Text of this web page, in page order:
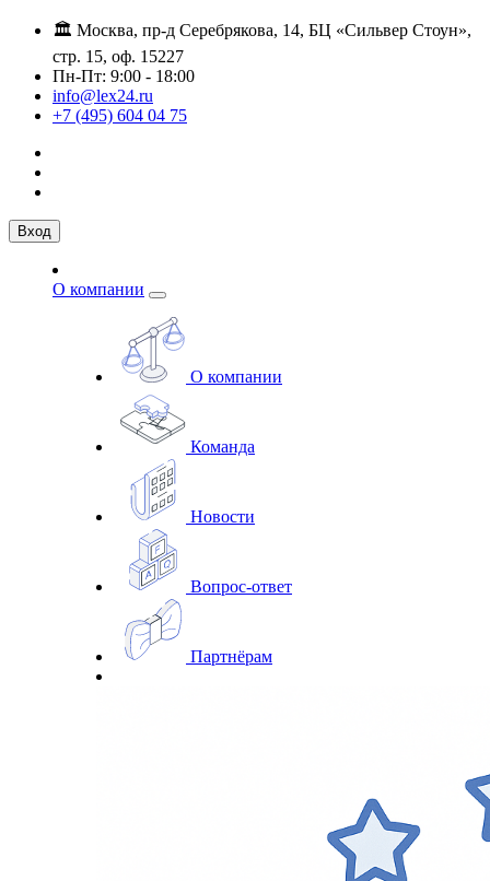
🏛️ Москва, пр-д Серебрякова, 14, БЦ «Сильвер Стоун»,
стр. 15, оф. 15227
Пн-Пт: 9:00 - 18:00
info@lex24.ru
+7 (495) 604 04 75
Вход
О компании
О компании
Команда
Новости
Вопрос-ответ
Партнёрам